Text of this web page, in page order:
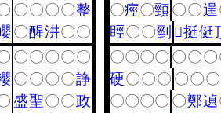
〇〇〇〇整
〇醒汫〇〇
〇〇〇〇〇
〇〇〇〇諍
盛聖〇〇政
〇痙〇頸 〇〇逞
䀴〇〇剄 𩕳挺侹
〇〇〇〇 〇〇〇
硬〇〇〇 〇〇〇
〇〇〇〇 〇鄭遉